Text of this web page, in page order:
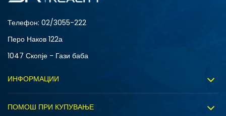
Телефон: 02/3055-222
Перо Наков 122а
1047 Скопје - Гази баба
ИНФОРМАЦИИ
ПОМОШ ПРИ КУПУВАЊЕ